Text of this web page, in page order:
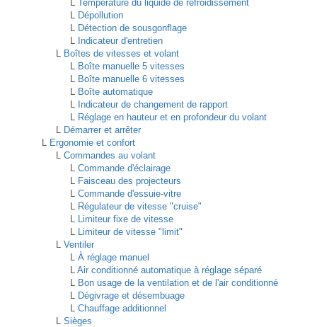
L
Température du liquide de refroidissement
L Dépollution
L Détection de sousgonflage
L Indicateur d'entretien
L Boîtes de vitesses et volant
L Boîte manuelle 5 vitesses
L Boîte manuelle 6 vitesses
L Boîte automatique
L Indicateur de changement de rapport
L Réglage en hauteur et en profondeur du volant
L Démarrer et arrêter
L Ergonomie et confort
L Commandes au volant
L Commande d'éclairage
L Faisceau des projecteurs
L Commande d'essuie-vitre
L Régulateur de vitesse "cruise"
L Limiteur fixe de vitesse
L Limiteur de vitesse "limit"
L Ventiler
L À réglage manuel
L Air conditionné automatique à réglage séparé
L Bon usage de la ventilation et de l'air conditionné
L Dégivrage et désembuage
L Chauffage additionnel
L Sièges